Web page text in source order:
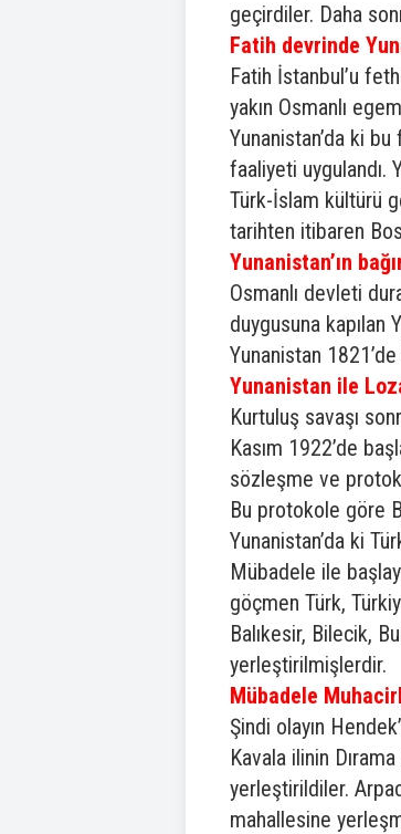
geçirdiler. Daha
Fatih devrinde
Fatih İstanbul’u
yakın Osmanlı
Yunanistan’da ki
faaliyeti uygulandı.
Türk-İslam kültürü
tarihten itibaren
Yunanistan’ın
Osmanlı devleti
duygusuna kapılan
Yunanistan
Yunanistan ile
Kurtuluş savaşı
Kasım 1922’de
sözleşme ve
Bu protokole göre
Yunanistan’da ki
Mübadele ile
göçmen Türk,
Balıkesir, Bilecik,
yerleştirilmişlerdir.
Mübadele
Şindi olayın
Kavala ilinin
yerleştirildiler.
mahallesine